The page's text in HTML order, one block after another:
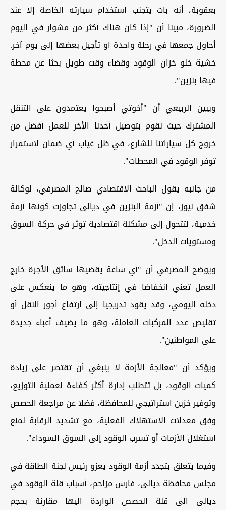
بعقوبة، أنه بات يتجنب استخدام سيارته الخاصة إلا عند
الضرورة، مبينا أن "إذا كان هناك أكثر من مشوار في اليوم
أحاول جمعها في رحلة واحدة او تأجيل بعضها إلى يوم آخر.
خشية خلو خزان الوقود وقضاء وقت طويل بحثا عن محطة
فيها بنزين".
ويبين الربيعي أن "أخوتي أصبحوا يعتمدون على التنقل
المشترك حيث نقوم بتوصيل أحدنا الأخر للعمل أفضل من
خروج كل سياراتنا للشارع، في ظل غياب أي ضمان لاستمرار
توفر الوقود في المحطات".
من جانبه يقول الباحث الإقتصادي صالح المصرفي، لوكالة
شفق نيوز، إن "أزمة البنزين في ديالى تجاوزت كونها أزمة
خدمية، لتتحول إلى مشكلة اقتصادية تؤثر في حركة السوق
ومستويات الدخل".
ويوضح المصرفي أن "أي ساعة يقضيها سائق الأجرة خارج
العمل تعني انخفاضا في إنتاجيته، وهو ما ينعكس على
دخله اليومي، وقد يقود تدريجيا إلى ارتفاع أجور النقل أو
تقليص عدد المركبات العاملة، وهو ما يضيف أعباء جديدة
على المواطنين".
ويؤكد أن "معالجة الأزمة لا ينبغي أن تقتصر على زيادة
كميات الوقود، بل تتطلب إدارة أكثر كفاءة لعملية التوزيع،
وتوفير خزين استراتيجي للمحافظة، فضلا عن مراجعة الحصص
وفق معدلات الاستهلاك الفعلية، مع تشديد الرقابة لمنع
استغلال الأزمات أو تسرب الوقود إلى السوق السوداء".
وفيما يتعلق بتجدد أزمة الوقود يعزو رئيس لجنة الطاقة في
مجلس محافظة ديالى، فارس مزاحم، أسباب قلة الوقود في
ديالى الى قلة الحصص الواردة اليها مقارنة بحجم